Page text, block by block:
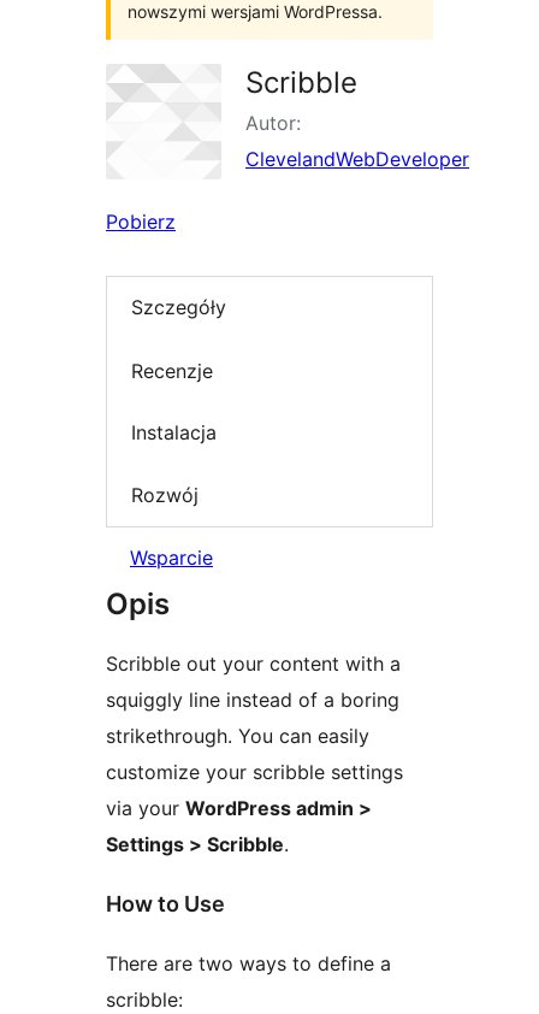
nowszymi wersjami WordPressa.
Scribble
Autor:
ClevelandWebDeveloper
Pobierz
Szczegóły
Recenzje
Instalacja
Rozwój
Wsparcie
Opis
Scribble out your content with a
squiggly line instead of a boring
strikethrough. You can easily
customize your scribble settings
via your WordPress admin >
Settings > Scribble.
How to Use
There are two ways to define a
scribble: